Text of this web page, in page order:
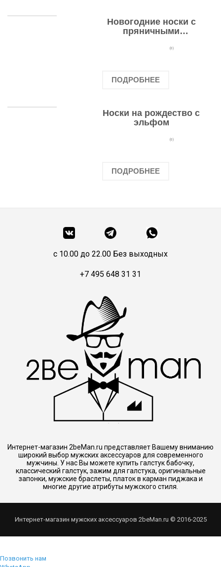
Новогодние носки с
пряничными
(0)
ПОДРОБНЕЕ
Носки на рождество с
эльфом
(0)
ПОДРОБНЕЕ
c 10.00 до 22.00 Без выходных
+7 495 648 31 31
Интернет-магазин 2beMan.ru представляет Вашему вниманию
широкий выбор мужских аксессуаров для современного
мужчины. У нас Вы можете купить галстук бабочку,
классический галстук, зажим для галстука, оригинальные
запонки, мужские браслеты, платок в карман пиджака и
многие другие атрибуты мужского стиля.
Интернет-магазин мужских аксессуаров 2beMan.ru © 2016-2025
Позвонить нам